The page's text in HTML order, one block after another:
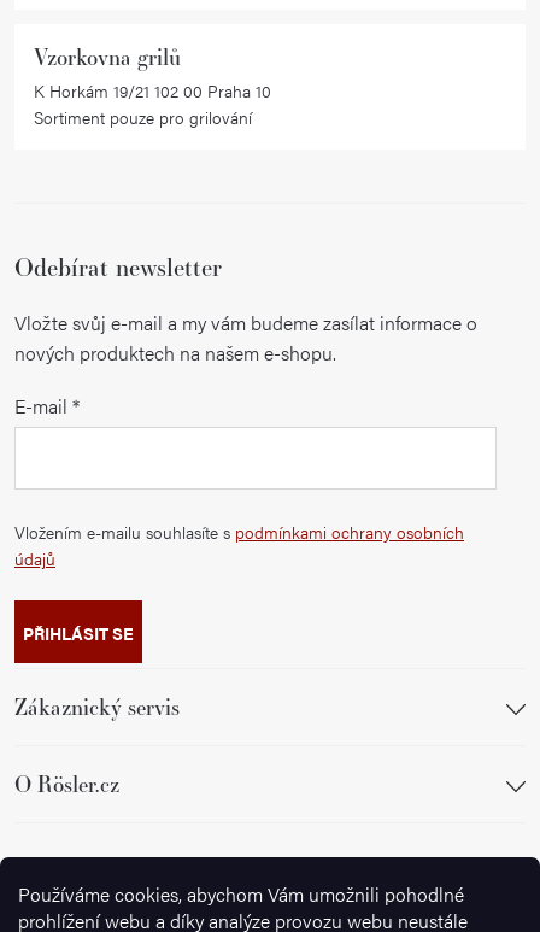
Používáme cookies, abychom Vám umožnili pohodlné
prohlížení webu a díky analýze provozu webu neustále
Vzorkovna grilů
K Horkám 19/21 102 00 Praha 10
Sortiment pouze pro grilování
Odebírat newsletter
Vložte svůj e-mail a my vám budeme zasílat informace o
nových produktech na našem e-shopu.
E-mail
Vložením e-mailu souhlasíte s podmínkami ochrany osobních
údajů
PŘIHLÁSIT SE
Zákaznický servis
O Rösler.cz
Sledujte nás